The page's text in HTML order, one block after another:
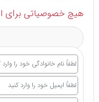
هیچ خصوصیاتی